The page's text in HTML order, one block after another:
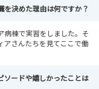
を決めた理由は何ですか？
病棟で実習をしました。そ
アさんたちを見てここで働
ソードや嬉しかったことは